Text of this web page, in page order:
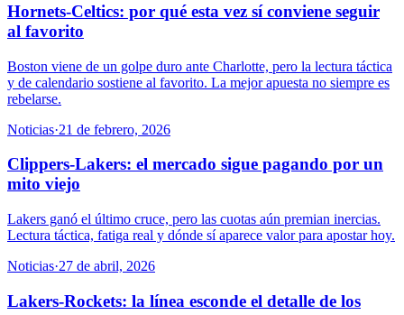
Hornets-Celtics: por qué esta vez sí conviene seguir
al favorito
Boston viene de un golpe duro ante Charlotte, pero la lectura táctica
y de calendario sostiene al favorito. La mejor apuesta no siempre es
rebelarse.
Noticias·21 de febrero, 2026
Clippers-Lakers: el mercado sigue pagando por un
mito viejo
Lakers ganó el último cruce, pero las cuotas aún premian inercias.
Lectura táctica, fatiga real y dónde sí aparece valor para apostar hoy.
Noticias·27 de abril, 2026
Lakers-Rockets: la línea esconde el detalle de los